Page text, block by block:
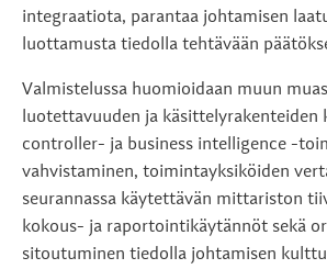
integraatiota, parantaa johtamisen
luottamusta tiedolla tehtävään
Valmistelussa huomioidaan muun
luotettavuuden ja käsittelyrakenteiden
controller- ja business intelligence -
vahvistaminen, toimintayksiköiden
seurannassa käytettävän mittariston
kokous- ja raportointikäytännöt sekä
sitoutuminen tiedolla johtamisen